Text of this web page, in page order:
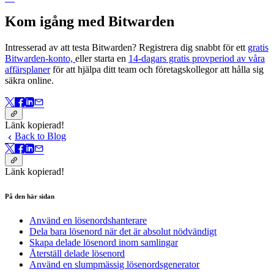
Kom igång med Bitwarden
Intresserad av att testa Bitwarden? Registrera dig snabbt för ett gratis
Bitwarden-konto, eller starta en 14-dagars gratis provperiod av våra
affärsplanerför att hjälpa ditt team och företagskollegor att hålla sig
säkra online.
Länk kopierad!
Back to Blog
Länk kopierad!
På den här sidan
Använd en lösenordshanterare
Dela bara lösenord när det är absolut nödvändigt
Skapa delade lösenord inom samlingar
Återställ delade lösenord
Använd en slumpmässig lösenordsgenerator